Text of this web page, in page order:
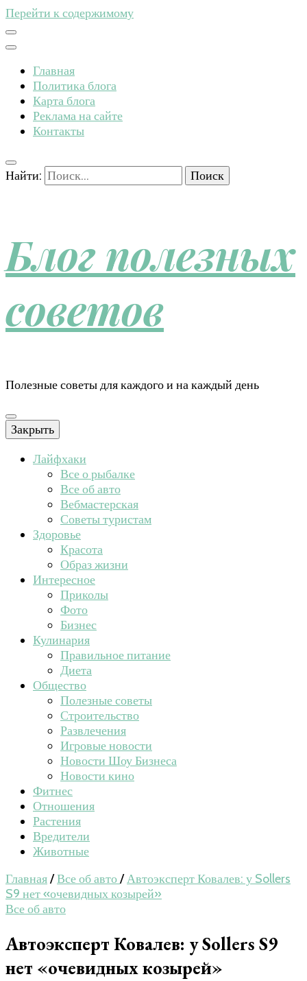
Перейти к содержимому
Главная
Политика блога
Карта блога
Реклама на сайте
Контакты
Найти:
Блог полезных
советов
Полезные советы для каждого и на каждый день
Закрыть
Лайфхаки
Все о рыбалке
Все об авто
Вебмастерская
Советы туристам
Здоровье
Красота
Образ жизни
Интересное
Приколы
Фото
Бизнес
Кулинария
Правильное питание
Диета
Общество
Полезные советы
Строительство
Развлечения
Игровые новости
Новости Шоу Бизнеса
Новости кино
Фитнес
Отношения
Растения
Вредители
Животные
Главная/Все об авто/Автоэксперт Ковалев: у Sollers
S9 нет «очевидных козырей»
Все об авто
Автоэксперт Ковалев: у Sollers S9
нет «очевидных козырей»